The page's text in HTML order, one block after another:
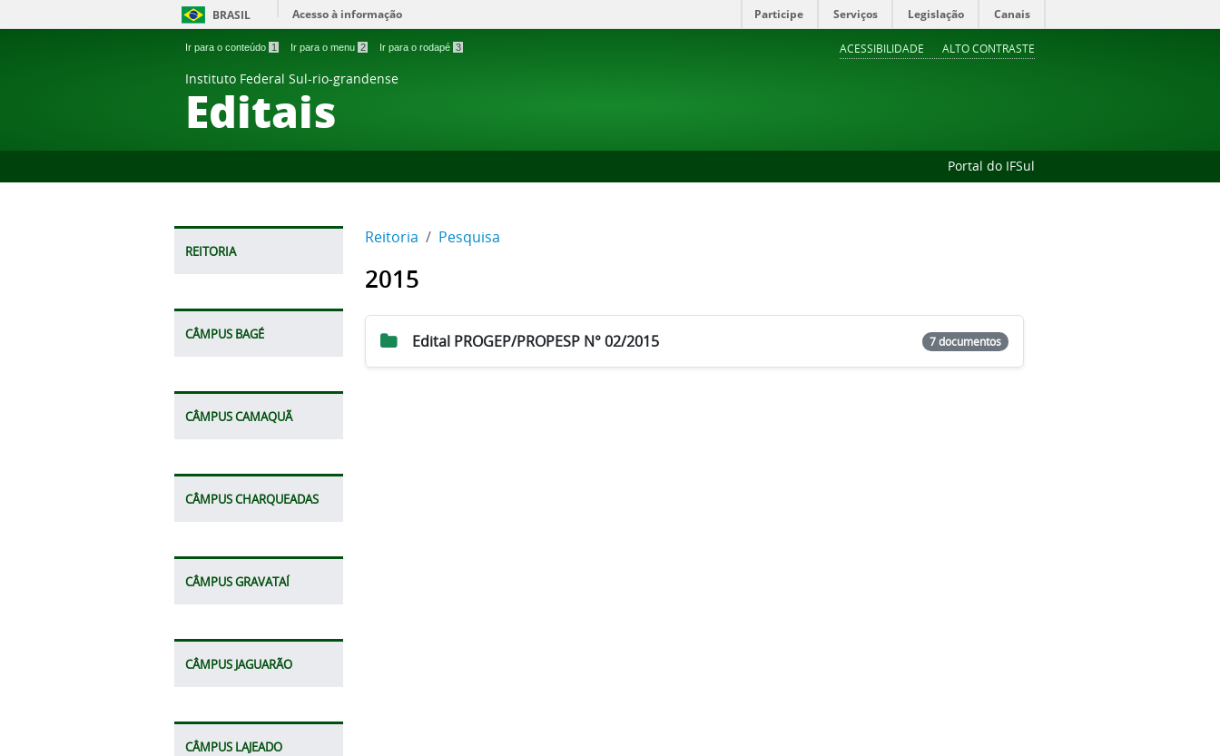
BRASIL Acesso à informação Participe Serviços Legislação Canais
Ir para o conteúdo 1 Ir para o menu 2 Ir para o rodapé 3 ACESSIBILIDADE ALTO CONTRASTE
Instituto Federal Sul-rio-grandense
Editais
Portal do IFSul
REITORIA
CÂMPUS BAGÉ
CÂMPUS CAMAQUÃ
CÂMPUS CHARQUEADAS
CÂMPUS GRAVATAÍ
CÂMPUS JAGUARÃO
CÂMPUS LAJEADO
Reitoria Pesquisa
2015
Edital PROGEP/PROPESP N° 02/2015 7 documentos